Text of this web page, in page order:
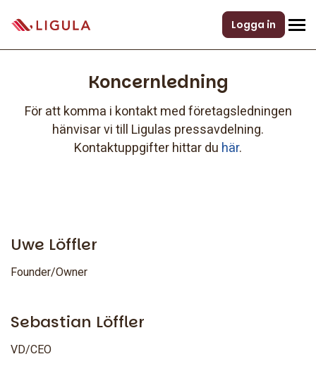
Logga in
Koncernledning
För att komma i kontakt med företagsledningen
hänvisar vi till Ligulas pressavdelning.
Kontaktuppgifter hittar du här.
Uwe Löffler
Founder/Owner
Sebastian Löffler
VD/CEO